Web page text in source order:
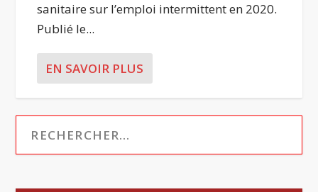
sanitaire sur l’emploi intermittent en 2020.
Publié le...
EN SAVOIR PLUS